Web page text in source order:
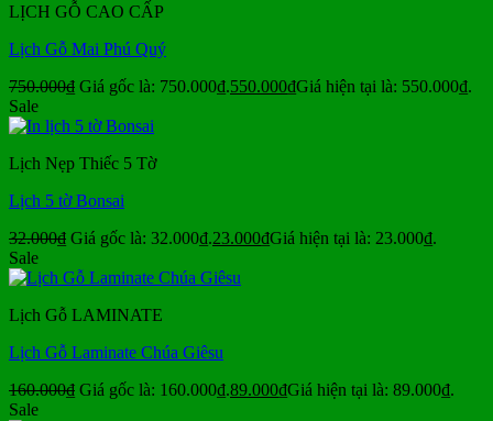
LỊCH GỖ CAO CẤP
Lịch Gỗ Mai Phú Quý
750.000₫ Giá gốc là: 750.000₫.550.000₫Giá hiện tại là: 550.000₫.
Sale
Lịch Nẹp Thiếc 5 Tờ
Lịch 5 tờ Bonsai
32.000₫ Giá gốc là: 32.000₫.23.000₫Giá hiện tại là: 23.000₫.
Sale
Lịch Gỗ LAMINATE
Lịch Gỗ Laminate Chúa Giêsu
160.000₫ Giá gốc là: 160.000₫.89.000₫Giá hiện tại là: 89.000₫.
Sale